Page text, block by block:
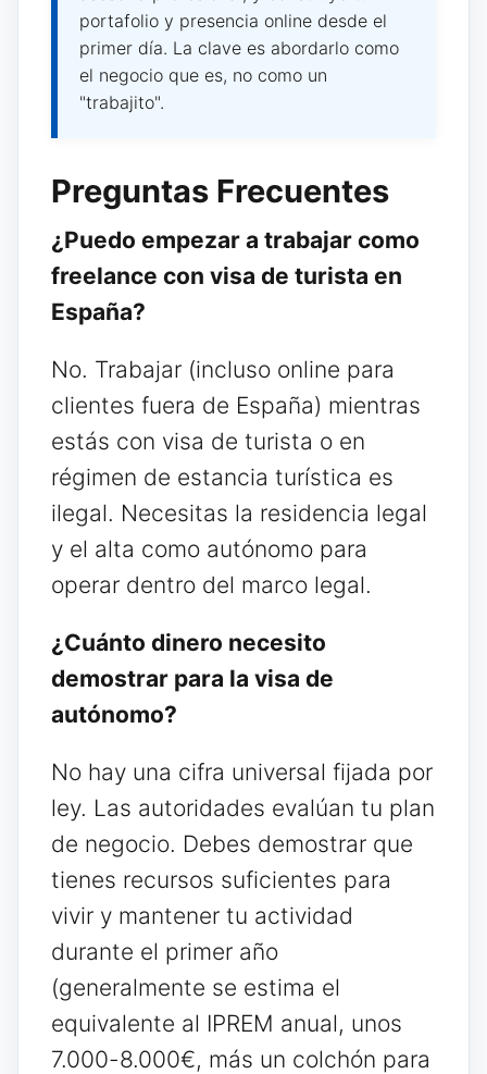
portafolio y presencia online desde el
primer día. La clave es abordarlo como
el negocio que es, no como un
"trabajito".
Preguntas Frecuentes
¿Puedo empezar a trabajar como
freelance con visa de turista en
España?
No. Trabajar (incluso online para
clientes fuera de España) mientras
estás con visa de turista o en
régimen de estancia turística es
ilegal. Necesitas la residencia legal
y el alta como autónomo para
operar dentro del marco legal.
¿Cuánto dinero necesito
demostrar para la visa de
autónomo?
No hay una cifra universal fijada por
ley. Las autoridades evalúan tu plan
de negocio. Debes demostrar que
tienes recursos suficientes para
vivir y mantener tu actividad
durante el primer año
(generalmente se estima el
equivalente al IPREM anual, unos
7.000-8.000€, más un colchón para